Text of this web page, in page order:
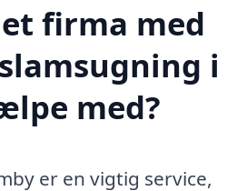
firma med
i
med?
er en vigtig service,